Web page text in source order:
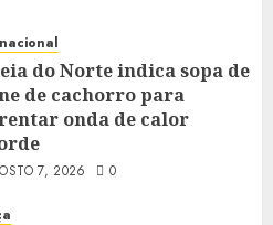
do Norte indica sopa de
de cachorro para
onda de calor
7, 2026 0